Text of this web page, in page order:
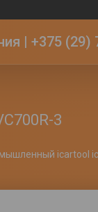
| +375 (29)
3
icartool